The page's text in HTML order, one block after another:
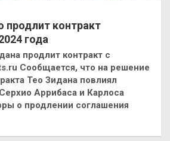
продлит контракт
года
продлит контракт с
Сообщается, что на решение
Тео Зидана повлиял
Аррибаса и Карлоса
о продлении соглашения